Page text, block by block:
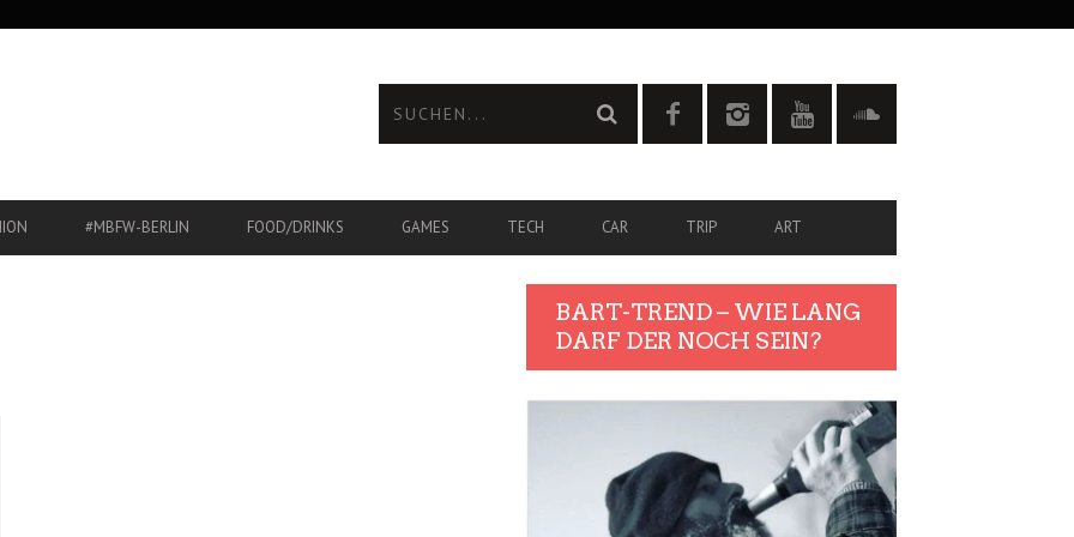
#MBFW-BERLIN FOOD/DRINKS GAMES TECH CAR TRIP ART
BART-TREND – WIE LANG
DARF DER NOCH SEIN?